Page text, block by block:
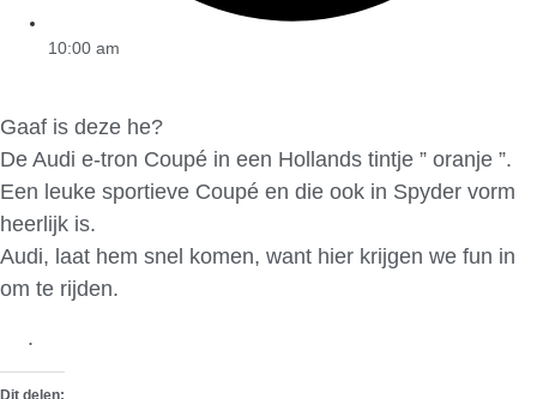
10:00 am
Gaaf is deze he?
De Audi e-tron Coupé in een Hollands tintje ” oranje ”.
Een leuke sportieve Coupé en die ook in Spyder vorm
heerlijk is.
Audi, laat hem snel komen, want hier krijgen we fun in
om te rijden.
.